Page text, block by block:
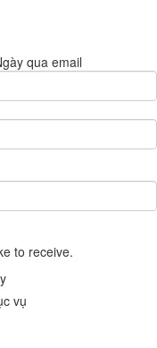
qua email
to receive.
vụ